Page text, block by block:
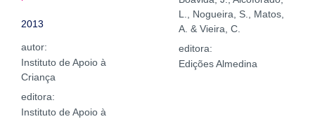
2013
autor:
Instituto de Apoio à
Criança
editora:
Instituto de Apoio à
L., Nogueira, S., Matos,
A. & Vieira, C.
editora:
Edições Almedina